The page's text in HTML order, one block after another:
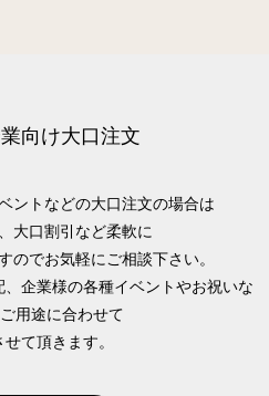
向け大口注文
ントなどの大口注文の場合は
大口割引など柔軟に
のでお気軽にご相談下さい。
企業様の各種イベントやお祝いな
用途に合わせて
て頂きます。